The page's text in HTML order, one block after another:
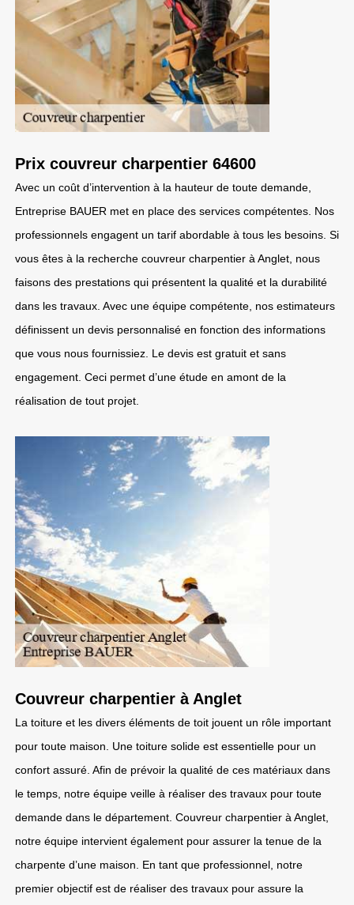
Prix couvreur charpentier 64600
Avec un coût d’intervention à la hauteur de toute demande,
Entreprise BAUER met en place des services compétentes. Nos
professionnels engagent un tarif abordable à tous les besoins. Si
vous êtes à la recherche couvreur charpentier à Anglet, nous
faisons des prestations qui présentent la qualité et la durabilité
dans les travaux. Avec une équipe compétente, nos estimateurs
définissent un devis personnalisé en fonction des informations
que vous nous fournissiez. Le devis est gratuit et sans
engagement. Ceci permet d’une étude en amont de la
réalisation de tout projet.
Couvreur charpentier à Anglet
La toiture et les divers éléments de toit jouent un rôle important
pour toute maison. Une toiture solide est essentielle pour un
confort assuré. Afin de prévoir la qualité de ces matériaux dans
le temps, notre équipe veille à réaliser des travaux pour toute
demande dans le département. Couvreur charpentier à Anglet,
notre équipe intervient également pour assurer la tenue de la
charpente d’une maison. En tant que professionnel, notre
premier objectif est de réaliser des travaux pour assure la